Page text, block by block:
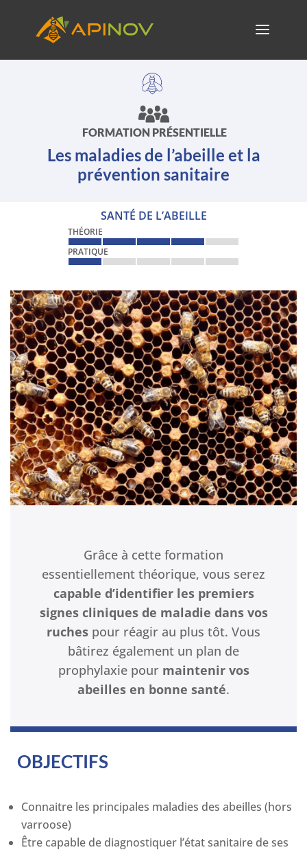
FORMATION PRÉSENTIELLE
Les maladies de l’abeille et la
prévention sanitaire
SANTÉ DE L’ABEILLE
THÉORIE
PRATIQUE
Grâce à cette formation
essentiellement théorique, vous serez
capable d’identifier les premiers
signes cliniques de maladie dans vos
ruches pour réagir au plus tôt. Vous
bâtirez également un plan de
prophylaxie pour maintenir vos
abeilles en bonne santé.
OBJECTIFS
Connaitre les principales maladies des abeilles (hors
varroose)
Être capable de diagnostiquer l’état sanitaire de ses